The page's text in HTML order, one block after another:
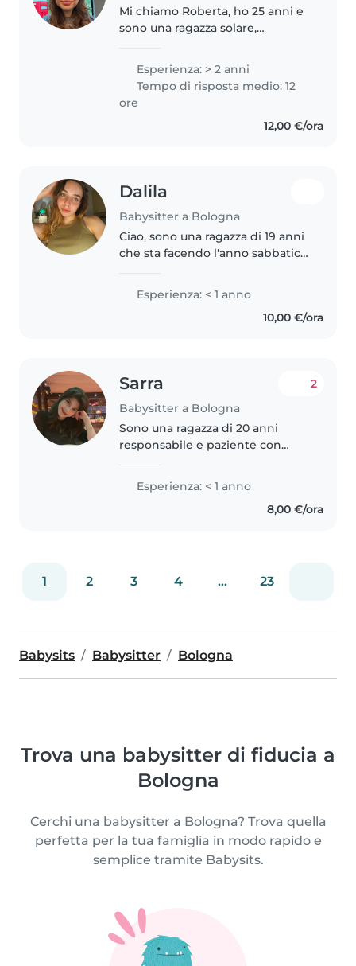
Mi chiamo Roberta, ho 25 anni e
sono una ragazza solare,
laureata in Scienze e Lingue per
la Comunicazione e ho appena
concluso la laurea magistrale in..
Esperienza: > 2 anni
Tempo di risposta medio: 12
ore
12,00 €/ora
Dalila
Babysitter a Bologna
Ciao, sono una ragazza di 19 anni
che sta facendo l'anno sabbatico
sport agonistico. Sono una
persona che ama stare con i
bambini e in questi mesi..
Esperienza: < 1 anno
10,00 €/ora
Sarra
Babysitter a Bologna
2
Sono una ragazza di 20 anni
responsabile e paziente con
bambini, capace di creare un
rapporto di fiducia e affetto, sono
disponibile anche con aiuto
Esperienza: < 1 anno
8,00 €/ora
1 2 3 4 ... 23
Babysits Babysitter Bologna
Trova una babysitter di fiducia a
Bologna
Cerchi una babysitter a Bologna? Trova quella
perfetta per la tua famiglia in modo rapido e
semplice tramite Babysits.